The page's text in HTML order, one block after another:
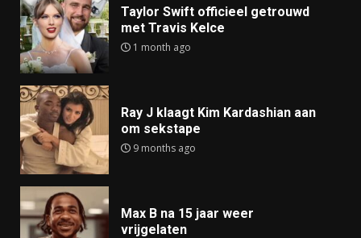
Taylor Swift officieel getrouwd
met Travis Kelce
1 month ago
Ray J klaagt Kim Kardashian aan
om sekstape
9 months ago
Max B na 15 jaar weer
vrijgelaten